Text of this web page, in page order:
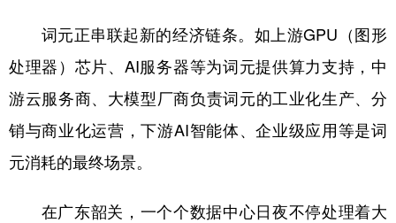
新疆 内蒙古 黑龙江
多语种频道
English Español Français عربى
Русский язык
Deutsch Português
词元正串联起新的经济链条。如上游GPU（图形
处理器）芯片、AI服务器等为词元提供算力支持，中
游云服务商、大模型厂商负责词元的工业化生产、分
销与商业化运营，下游AI智能体、企业级应用等是词
元消耗的最终场景。
在广东韶关，一个个数据中心日夜不停处理着大